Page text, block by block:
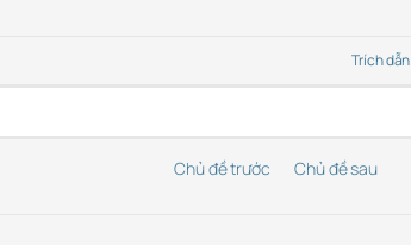
Trích dẫn
Chủ đề trước Chủ đề sau